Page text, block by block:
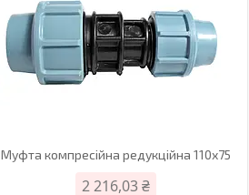
Муфта компресійна редукційна 110х75
2 216,03 ₴